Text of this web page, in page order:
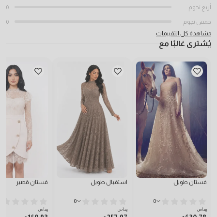
أربع نجوم 0
خمس نجوم
0
مشاهدة كل التقييمات
يُشترى غالبًا مع
فستان طويل
0
يبدأ من
استقبال طويل
0
يبدأ من
فستان قصير
يبدأ من